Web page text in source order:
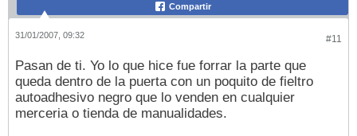
Compartir
#11
31/01/2007, 09:32
Pasan de ti. Yo lo que hice fue forrar la parte que
queda dentro de la puerta con un poquito de fieltro
autoadhesivo negro que lo venden en cualquier
merceria o tienda de manualidades.